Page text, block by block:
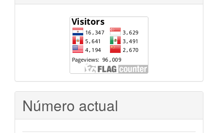
Número actual